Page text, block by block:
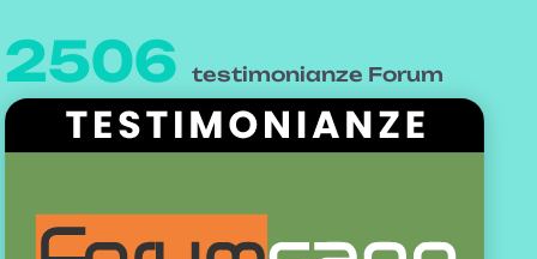
2506 testimonianze Forum